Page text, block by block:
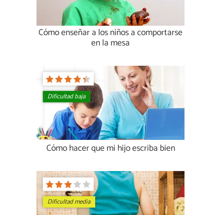
Cómo enseñar a los niños a comportarse
en la mesa
Dificultad baja
Cómo hacer que mi hijo escriba bien
Dificultad media